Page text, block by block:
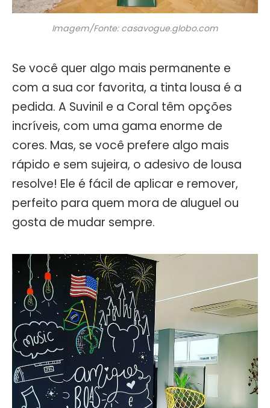
Imagem/Fonte: casavogue.globo.com
Se você quer algo mais permanente e
com a sua cor favorita, a tinta lousa é a
pedida. A Suvinil e a Coral têm opções
incríveis, com uma gama enorme de
cores. Mas, se você prefere algo mais
rápido e sem sujeira, o adesivo de lousa
resolve! Ele é fácil de aplicar e remover,
perfeito para quem mora de aluguel ou
gosta de mudar sempre.